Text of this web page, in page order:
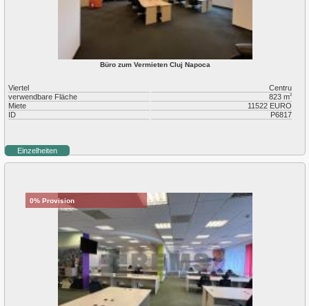
Büro zum Vermieten Cluj Napoca
Viertel
Centru
verwendbare Fläche
823 m2
Miete
11522 EURO
ID
P6817
Einzelheiten
0% Provision